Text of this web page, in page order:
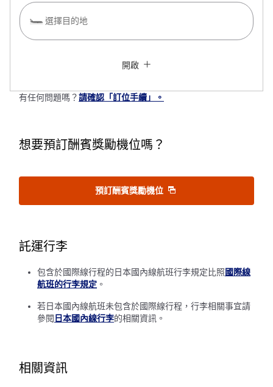
選擇目的地
沒有指定票價類型
去程出發日及時段
新增中途停留地及轉機所需時間
回程出發日及時段
選擇日期
規範與細則
開啟
有任何問題嗎？請確認「訂位手續」。
想要預訂酬賓獎勵機位嗎？
預訂酬賓獎勵機位
託運行李
包含於國際線行程的日本國內線航班行李規定比照國際線
航班的行李規定 。
若日本國內線航班未包含於國際線行程，行李相關事宜請
參閱日本國內線行李的相關資訊。
相關資訊